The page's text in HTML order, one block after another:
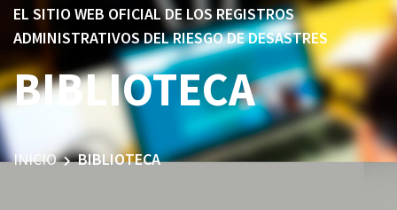
EL SITIO WEB OFICIAL DE LOS REGISTROS
ADMINISTRATIVOS DEL RIESGO DE DESASTRES
BIBLIOTECA
INICIO BIBLIOTECA